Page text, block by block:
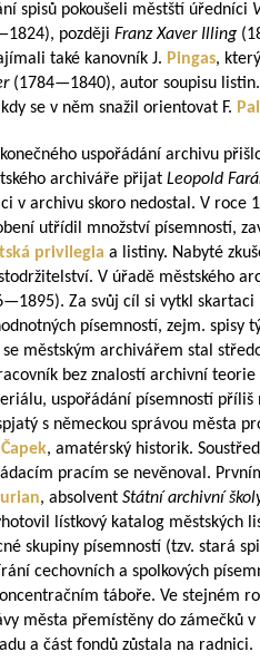
spisů pokoušeli městští úředníci
), později Franz Xaver Illing (
také kanovník J. Pingas,
(1784—1840), autor soupisu
se v něm snažil orientovat F.
uspořádání archivu
archiváře přijat Leopold
v archivu skoro nedostal. V roce
utřídil množství písemností,
privilegia a listiny. Nabyté
V úřadě městského
). Za svůj cíl si vytkl
písemností, zejm. spisy
městským archivářem stal
bez znalostí archivní
uspořádání písemností příliš
s německou správou města
Čapek, amatérský historik.
pracím se nevěnoval.
, absolvent Státní archivní
lístkový katalog městských
skupiny písemností (tzv. stará
cechovních a spolkových
táboře. Ve stejném
města přemístěny do zámečků
a část fondů zůstala na radnici.